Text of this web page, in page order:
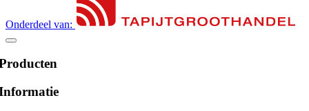
Onderdeel van: